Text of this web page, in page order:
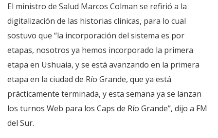
El ministro de Salud Marcos Colman se refirió a la
digitalización de las historias clínicas, para lo cual
sostuvo que “la incorporación del sistema es por
etapas, nosotros ya hemos incorporado la primera
etapa en Ushuaia, y se está avanzando en la primera
etapa en la ciudad de Río Grande, que ya está
prácticamente terminada, y esta semana ya se lanzan
los turnos Web para los Caps de Río Grande”, dijo a FM
del Sur.